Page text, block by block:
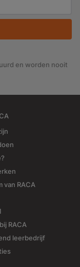
en worden nooit
van RACA
RACA
leerbedrijf